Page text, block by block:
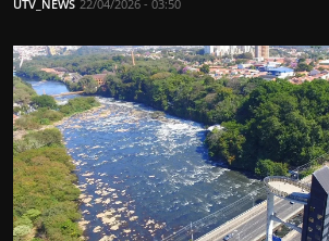
UTV_NEWS 22/04/2026 - 03:50